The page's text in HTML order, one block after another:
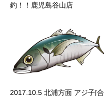
釣！！鹿児島谷山店
2017.10.5 北浦方面 アジ子[合